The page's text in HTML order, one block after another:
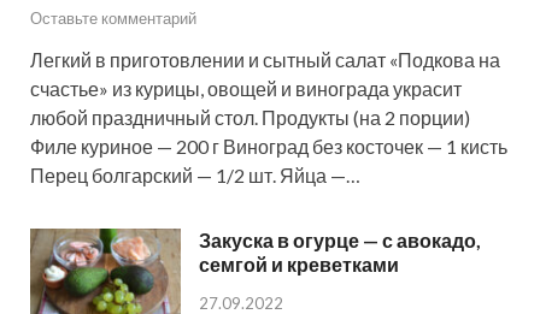
Оставьте комментарий
Легкий в приготовлении и сытный салат «Подкова на
счастье» из курицы, овощей и винограда украсит
любой праздничный стол. Продукты (на 2 порции)
Филе куриное — 200 г Виноград без косточек — 1 кисть
Перец болгарский — 1/2 шт. Яйца —…
Закуска в огурце — с авокадо,
семгой и креветками
27.09.2022